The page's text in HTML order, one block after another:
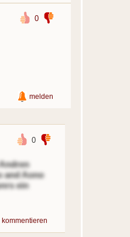
0
melden
0
and Aono
ein
kommentieren